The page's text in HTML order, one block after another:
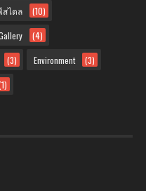
สไตล (10)
(4)
(3) Environment (3)